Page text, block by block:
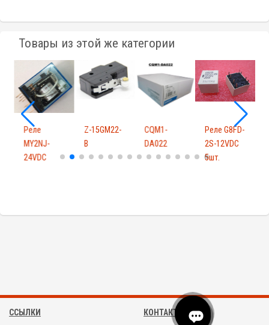
Товары из этой же категории
Реле
MY2NJ-
24VDC
Z-15GM22-
B
CQM1-
DA022
Реле G8FD-
2S-12VDC
5шт.
ССЫЛКИ КОНТАКТЫ